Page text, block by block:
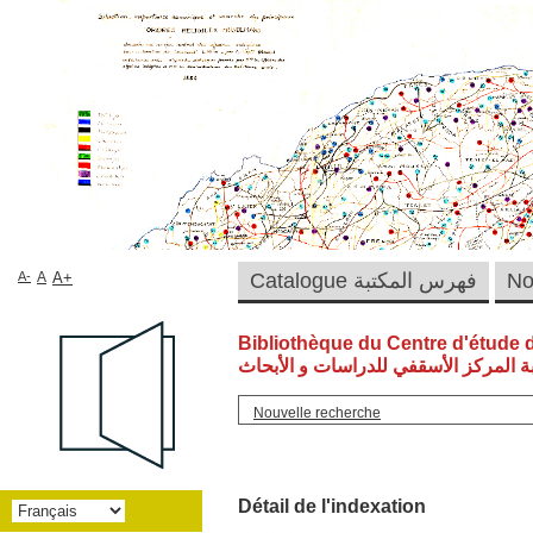
Bibliothèque du Centre d'étude
المركز الأسقفي للدراسات و الأبحاث
Nouvelle recherche
Détail de l'indexation
Catalogue فهرس المكتبة A- A A+